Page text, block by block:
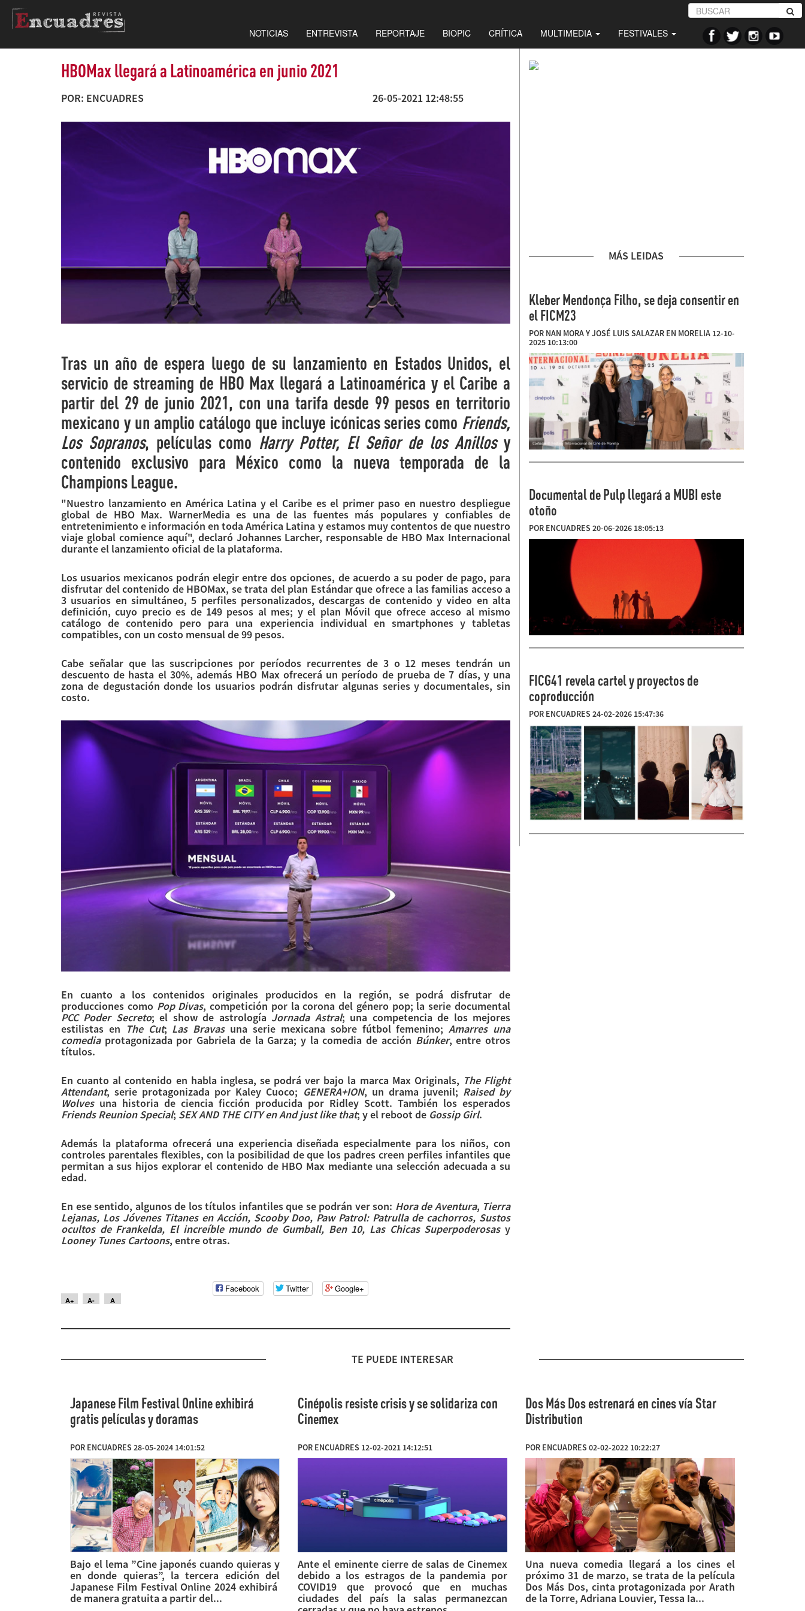
NOTICIAS ENTREVISTA REPORTAJE BIOPIC CRÍTICA MULTIMEDIA FESTIVALES
HBOMax llegará a Latinoamérica en junio 2021
POR: ENCUADRES 26-05-2021 12:48:55
Tras un año de espera luego de su lanzamiento en Estados Unidos, el
servicio de streaming de HBO Max llegará a Latinoamérica y el Caribe a
partir del 29 de junio 2021, con una tarifa desde 99 pesos en territorio
mexicano y un amplio catálogo que incluye icónicas series como Friends,
Los Sopranos, películas como Harry Potter, El Señor de los Anillosy
contenido exclusivo para México como la nueva temporada de la
Champions League.
"Nuestro lanzamiento en América Latina y el Caribe es el primer paso en nuestro despliegue
global de HBO Max. WarnerMedia es una de las fuentes más populares y confiables de
entretenimiento e información en toda América Latina y estamos muy contentos de que nuestro
viaje global comience aquí", declaró Johannes Larcher, responsable de HBO Max Internacional
durante el lanzamiento oficial de la plataforma.
Los usuarios mexicanos podrán elegir entre dos opciones, de acuerdo a su poder de pago, para
disfrutar del contenido de HBOMax, se trata del plan Estándar que ofrece a las familias acceso a
3 usuarios en simultáneo, 5 perfiles personalizados, descargas de contenido y video en alta
definición, cuyo precio es de 149 pesos al mes; y el plan Móvil que ofrece acceso al mismo
catálogo de contenido pero para una experiencia individual en smartphones y tabletas
compatibles, con un costo mensual de 99 pesos.
Cabe señalar que las suscripciones por períodos recurrentes de 3 o 12 meses tendrán un
descuento de hasta el 30%, además HBO Max ofrecerá un período de prueba de 7 días, y una
zona de degustación donde los usuarios podrán disfrutar algunas series y documentales, sin
costo.
En cuanto a los contenidos originales producidos en la región, se podrá disfrutar de
producciones como Pop Divas, competición por la corona del género pop; la serie documental
PCC Poder Secreto; el show de astrología Jornada Astral; una competencia de los mejores
estilistas en The Cut; Las Bravasuna serie mexicana sobre fútbol femenino;Amarres una
comediaprotagonizada por Gabriela de la Garza; y la comedia de acción Búnker, entre otros
títulos.
En cuanto al contenido en habla inglesa, se podrá ver bajo la marca Max Originals, The Flight
Attendant, serie protagonizada por Kaley Cuoco; GENERA+ION, un drama juvenil; Raised by
Wolvesuna historia de ciencia ficción producida por Ridley Scott. También los esperados
Friends Reunion Special; SEX AND THE CITY en And just like that; y el reboot de Gossip Girl.
Además la plataforma ofrecerá una experiencia diseñada especialmente para los niños, con
controles parentales flexibles, con la posibilidad de que los padres creen perfiles infantiles que
permitan a sus hijos explorar el contenido de HBO Max mediante una selección adecuada a su
edad.
En ese sentido, algunos de los títulos infantiles que se podrán ver son: Hora de Aventura, Tierra
Lejanas, Los Jóvenes Titanes en Acción, Scooby Doo, Paw Patrol: Patrulla de cachorros, Sustos
ocultos de Frankelda, El increíble mundo de Gumball, Ben 10, Las Chicas Superpoderosasy
Looney Tunes Cartoons, entre otras.
A+ A- A
Facebook Twitter Google+
MÁS LEIDAS
Kleber Mendonça Filho, se deja consentir en
el FICM23
POR NAN MORA Y JOSÉ LUIS SALAZAR EN MORELIA 12-10-
2025 10:13:00
Documental de Pulp llegará a MUBI este
otoño
POR ENCUADRES 20-06-2026 18:05:13
FICG41 revela cartel y proyectos de
coproducción
POR ENCUADRES 24-02-2026 15:47:36
TE PUEDE INTERESAR
Japanese Film Festival Online exhibirá
gratis películas y doramas
POR ENCUADRES 28-05-2024 14:01:52
Bajo el lema ”Cine japonés cuando quieras y
en donde quieras”, la tercera edición del
Japanese Film Festival Online 2024 exhibirá
de manera gratuita a partir del...
Cinépolis resiste crisis y se solidariza con
Cinemex
POR ENCUADRES 12-02-2021 14:12:51
Ante el eminente cierre de salas de Cinemex
debido a los estragos de la pandemia por
COVID19 que provocó que en muchas
ciudades del país la salas permanezcan
Dos Más Dos estrenará en cines vía Star
Distribution
POR ENCUADRES 02-02-2022 10:22:27
Una nueva comedia llegará a los cines el
próximo 31 de marzo, se trata de la película
Dos Más Dos, cinta protagonizada por Arath
de la Torre, Adriana Louvier, Tessa Ia...